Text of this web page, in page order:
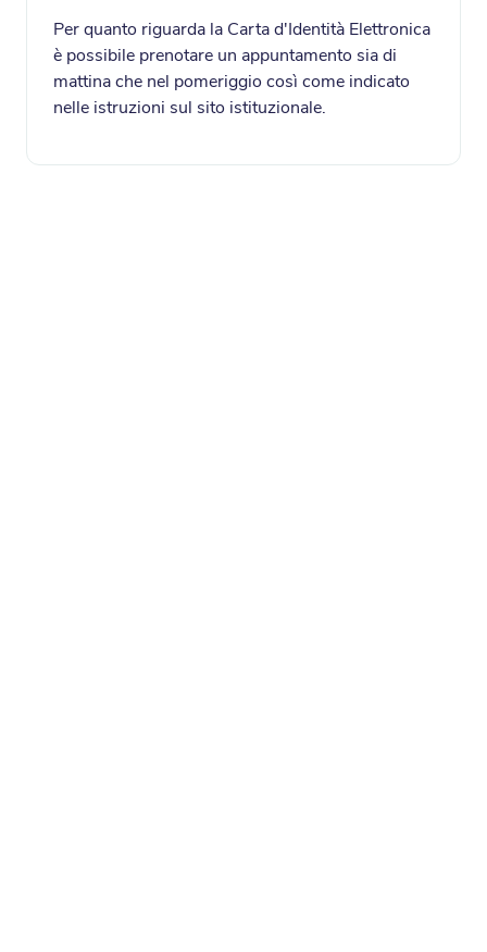
Per quanto riguarda la Carta d'Identità Elettronica
è possibile prenotare un appuntamento sia di
mattina che nel pomeriggio così come indicato
nelle istruzioni sul sito istituzionale.